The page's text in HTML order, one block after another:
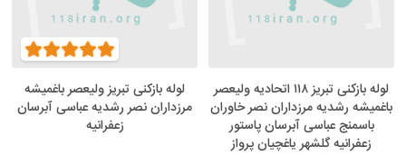
لوله بازکنی تبریز ۱۱۸ اتحادیه ولیعصر
باغمیشه رشدیه مرزداران نصر خاوران
باسمنج عباسی آبرسان پاستور
زعفرانیه گلشهر یاغچیان پرواز
لوله بازکنی تبریز ولیعصر باغمیشه
مرزداران نصر رشدیه عباسی آبرسان
زعفرانیه